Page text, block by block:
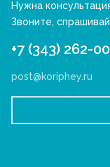
Нужна
Звоните,
+7 (343) 262-
post@koriphey.ru